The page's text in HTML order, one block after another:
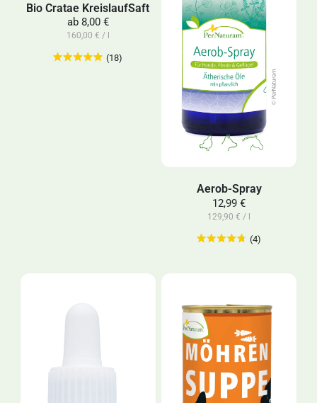
Bio Cratae KreislaufSaft
ab8,00 €
160,00 € / l
(18)
Aerob-Spray
12,99 €
129,90 € / l
(4)